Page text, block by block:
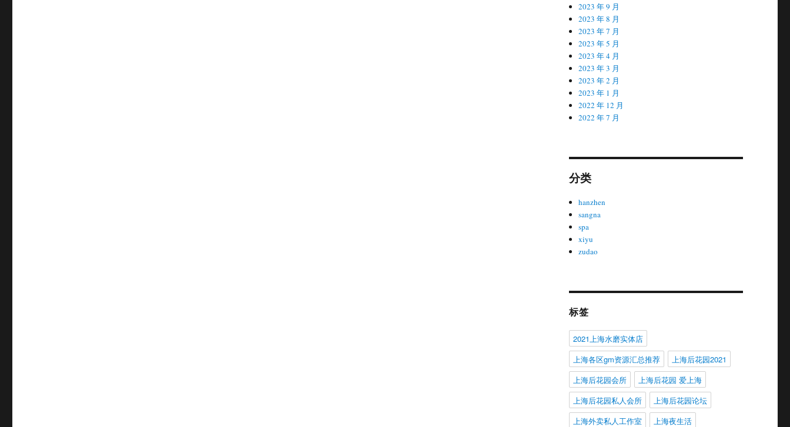
2023 年 9 月
2023 年 8 月
2023 年 7 月
2023 年 5 月
2023 年 4 月
2023 年 3 月
2023 年 2 月
2023 年 1 月
2022 年 12 月
2022 年 7 月
分类
hanzhen
sangna
spa
xiyu
zudao
标签
2021上海水磨实体店
上海各区gm资源汇总推荐
上海后花园2021
上海后花园会所
上海后花园 爱上海
上海后花园私人会所
上海后花园论坛
上海外卖私人工作室
上海夜生活